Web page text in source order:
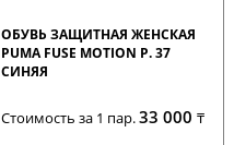
ОБУВЬ ЗАЩИТНАЯ ЖЕНСКАЯ
PUMA FUSE MOTION Р. 37
СИНЯЯ
Стоимость за 1 пар.33 000₸